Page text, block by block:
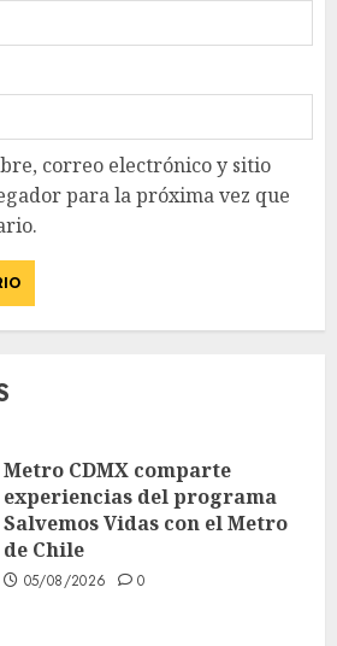
correo electrónico y sitio
para la próxima vez que
Metro CDMX comparte
experiencias del programa
Salvemos Vidas con el Metro
de Chile
05/08/2026 0